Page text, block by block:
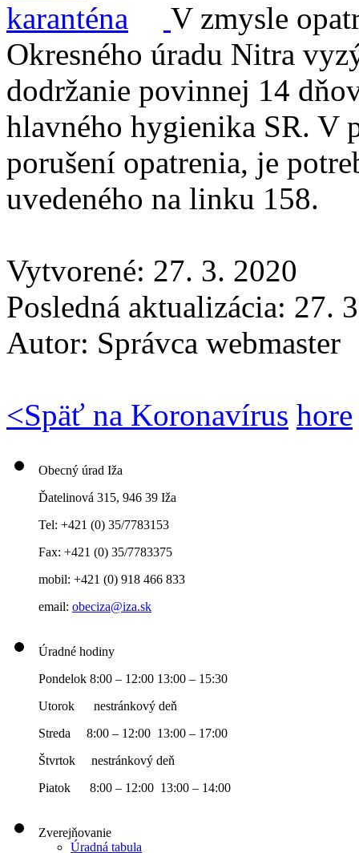
V zmysle
Okresného úradu Nitra
dodržanie povinnej 14
hlavného hygienika SR. V
porušení opatrenia, je
uvedeného na linku 158.
Vytvorené: 27. 3. 2020
Posledná aktualizácia: 27.
Autor: Správca webmaster
<Späť na Koronavírus hore
Obecný úrad Iža
Ďatelinová 315, 946 39 Iža
Tel: +421 (0) 35/7783153
Fax: +421 (0) 35/7783375
mobil: +421 (0) 918 466 833
email: obeciza@iza.sk
Úradné hodiny
Pondelok 8:00 – 12:00 13:00 – 15:30
Utorok nestránkový deň
Streda 8:00 – 12:00 13:00 – 17:00
Štvrtok nestránkový deň
Piatok 8:00 – 12:00 13:00 – 14:00
Zverejňovanie
Úradná tabula